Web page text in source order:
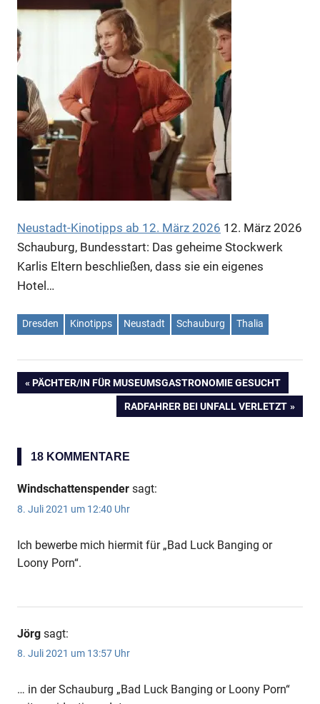
Neustadt-Kinotipps ab 12. März 2026 12. März 2026
Schauburg, Bundesstart: Das geheime Stockwerk
Karlis Eltern beschließen, dass sie ein eigenes
Hotel…
Dresden Kinotipps Neustadt Schauburg Thalia
Beitragsnavigation
VORHERIGER
PÄCHTER/IN FÜR MUSEUMSGASTRONOMIE GESUCHT
NÄCHSTER
RADFAHRER BEI UNFALL VERLETZT
18 KOMMENTARE
Windschattenspender sagt:
8. Juli 2021 um 12:40 Uhr
Ich bewerbe mich hiermit für „Bad Luck Banging or
Loony Porn“.
Jörg sagt:
8. Juli 2021 um 13:57 Uhr
… in der Schauburg „Bad Luck Banging or Loony Porn“